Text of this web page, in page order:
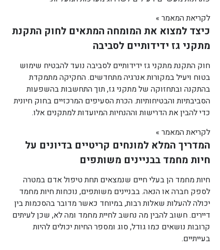
לקריאת המאמר »
כיצד למצוא את המומחה המתאים לחוק התקנת
מתקני גז ידידותיים לסביבה
חוק התקנת מתקני גז ידידותיים לסביבה נועד להבטיח שימוש
בטוח ויעיל במקורות אנרגיה מתחדשים. החקיקה מתמקדת
בהתקנה ובתחזוקה של מתקני גז, תוך התחשבות בהשפעות
הסביבתיות והבטיחותיות. הכרת הסעיפים המרכזיים בחוק חיונית
כדי להבין את הדרישות וההנחיות המיועדות למתקנים אלו.
לקריאת המאמר »
המדריך המלא למונחים קריטיים בדיונים על
חיות מחמד בבניינים משותפים
חיות מחמד הן בעלי חיים שנמצאים תחת טיפול אדם במטרה
לספק חברה או הנאה. בבניינים משותפים, נוכחות חיות מחמד
יכולה להעלות שאלות רבות, במיוחד כאשר מדובר בהסכמות בין
דיירים. חשוב להבין מה נחשב לחיית מחמד ומה לא, שכן לעיתים
קרובות נושאים כמו גודל, סוג ומספר החיות יכולים להיות
בעייתיים.